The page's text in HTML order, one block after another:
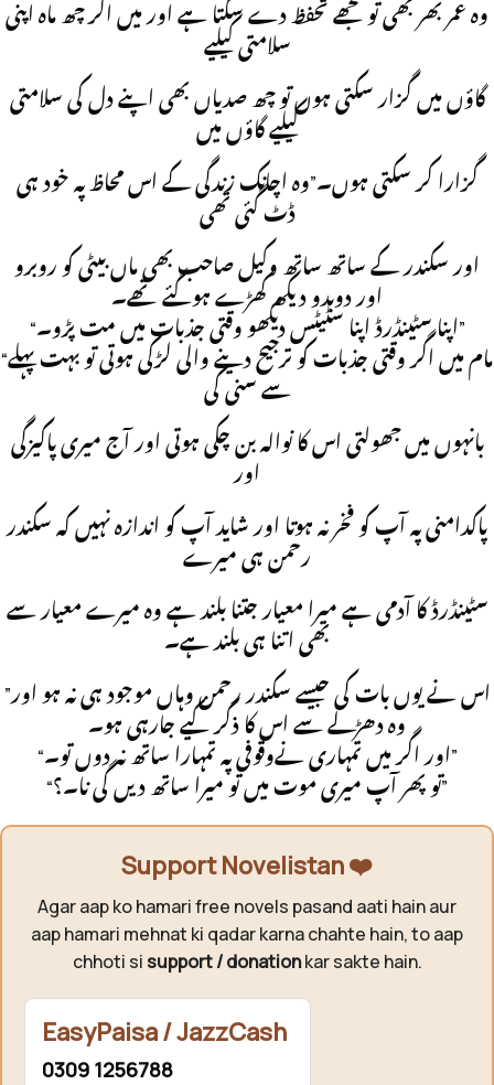
وہ عمر بھر بھی تو مجھے تحفظ دے سکتا ہے اور میں اگر چھ ماہ اپنی
سلامتی کیلیے
گاؤں میں گزار سکتی ہوں تو چھ صدیاں بھی اپنے دل کی سلامتی
کیلیے گاؤں میں
گزارا کر سکتی ہوں۔”وہ اچانک زندگی کے اس محاظ پہ خود ہی
ڈٹ گئی تھی
اور سکندر کے ساتھ ساتھ وکیل صاحب بھی ماں بیٹی کو روبرو
اور دوبدو دیکھ کھڑے ہوگئے تھے۔
“اپنا سٹینڈرڈ اپنا سٹیٹس دیکھو وقتی جذبات میں مت پڑو۔”
“مام میں اگر وقتی جذبات کو ترجیح دینے والی لڑکی ہوتی تو بہت پہلے
سے سنی کی
بانہوں میں جھولتی اس کا نوالہ بن چکی ہوتی اور آج میری پاکیزگی
اور
پاکدامنی پہ آپ کو فخر نہ ہوتا اور شاید آپ کو اندازہ نہیں کہ سکندر
رحمن ہی میرے
سٹینڈرڈ کا آدمی ہے میرا معیار جتنا بلند ہے وہ میرے معیار سے
بھی اتنا ہی بلند ہے۔
”اس نے یوں بات کی جیسے سکندر رحمن وہاں موجود ہی نہ ہو اور
وہ دھڑلے سے اس کا ذکر کیے جارہی ہو۔
“اور اگر میں تمہاری نےوقوفی پہ تمہارا ساتھ نہ دوں تو۔”
“تو پھر آپ میری موت میں تو میرا ساتھ دیں گی نا۔؟”
Support Novelistan ❤️
Agar aap ko hamari free novels pasand aati hain aur
aap hamari mehnat ki qadar karna chahte hain, to aap
chhoti si support / donationkar sakte hain.
EasyPaisa / JazzCash
0309 1256788